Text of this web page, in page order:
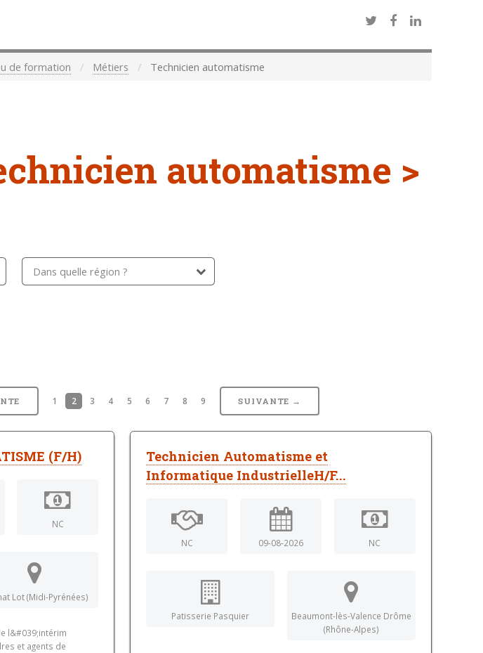
de formation Métiers Technicien automatisme
automatisme >
1 2 3 4 5 6 7 8 9 SUIVANTE →
(F/H)
NC
Lot (Midi-Pyrénées)
l&#039;intérim
et agents de
Technicien Automatisme et
Informatique IndustrielleH/F...
NC 09-08-2026 NC
Patisserie Pasquier
Beaumont-lès-Valence Drôme
(Rhône-Alpes)